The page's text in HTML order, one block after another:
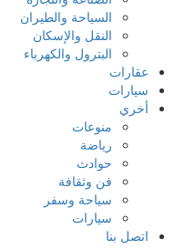
السياحة والطيران
النقل والإسكان
البترول والكهرباء
عقارات
سيارات
أخري
منوعات
رياضة
حوادث
فن وثقافة
سياحة وسفر
سيارات
اتصل بنا